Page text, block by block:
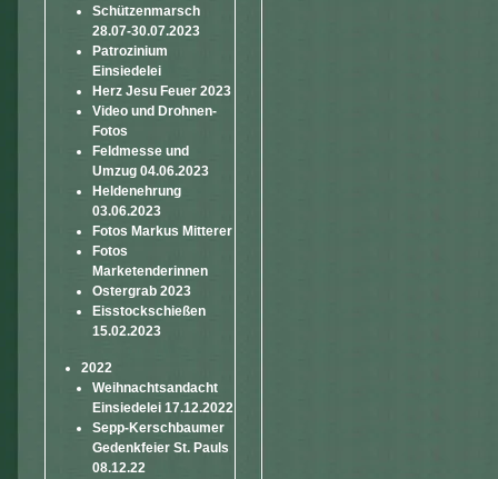
Schützenmarsch
28.07-30.07.2023
Patrozinium
Einsiedelei
Herz Jesu Feuer 2023
Video und Drohnen-
Fotos
Feldmesse und
Umzug 04.06.2023
Heldenehrung
03.06.2023
Fotos Markus Mitterer
Fotos
Marketenderinnen
Ostergrab 2023
Eisstockschießen
15.02.2023
2022
Weihnachtsandacht
Einsiedelei 17.12.2022
Sepp-Kerschbaumer
Gedenkfeier St. Pauls
08.12.22